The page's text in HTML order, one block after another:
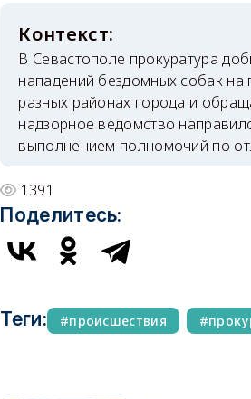
В Севастополе прокуратура
нападений бездомных собак на
разных районах города и
надзорное ведомство
выполнением полномочий по
1391
Поделитесь:
Теги: происшествия